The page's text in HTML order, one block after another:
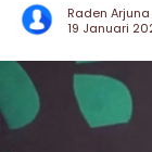
Raden Arjuna
19 Januari